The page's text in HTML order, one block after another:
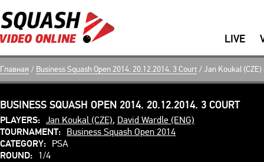
LIVE
Главная / Business Squash Open 2014. 20.12.2014. 3 Court / Jan Koukal
BUSINESS SQUASH OPEN 2014. 20.12.2014. 3 COURT
PLAYERS: Jan Koukal (CZE), David Wardle (ENG)
TOURNAMENT: Business Squash Open 2014
CATEGORY: PSA
ROUND: 1/4